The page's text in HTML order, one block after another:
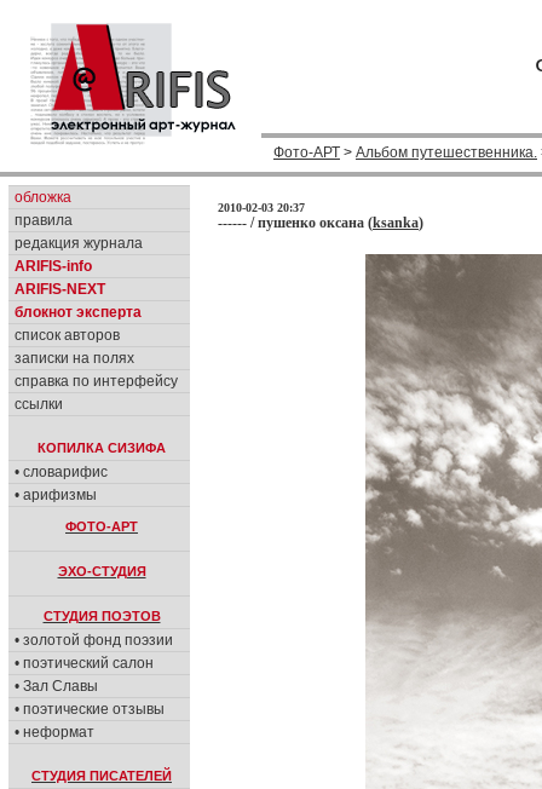
Фото-АРТ > Альбом путешественника.
обложка
правила
редакция журнала
ARIFIS-info
ARIFIS-NEXT
блокнот эксперта
список авторов
записки на полях
справка по интерфейсу
ссылки
КОПИЛКА СИЗИФА
• словарифис
• арифизмы
ФОТО-АРТ
ЭХО-СТУДИЯ
СТУДИЯ ПОЭТОВ
• золотой фонд поэзии
• поэтический салон
• Зал Славы
• поэтические отзывы
• неформат
СТУДИЯ ПИСАТЕЛЕЙ
2010-02-03 20:37
------ / пушенко оксана (ksanka)